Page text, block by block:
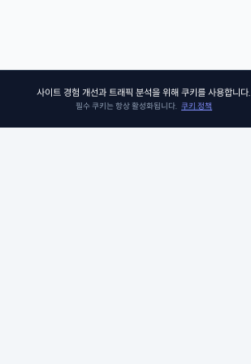
사이트 경험 개선과 트래픽 분석을 위해 쿠키를 사용합니다.
필수 쿠키는 항상 활성화됩니다. 쿠키 정책